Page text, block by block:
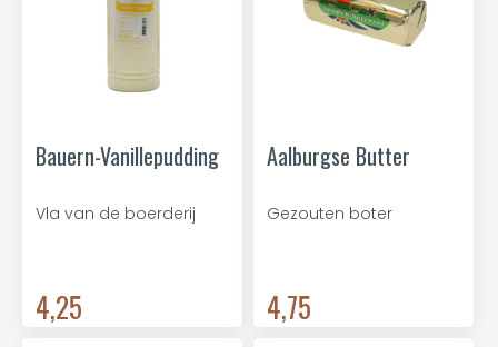
Bauern-Vanillepudding
Vla van de boerderij
4,25
Aalburgse Butter
Gezouten boter
4,75